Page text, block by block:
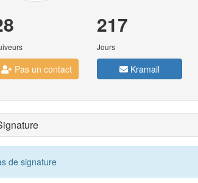
Pas un contact
217
Jours
Kramail
de signature